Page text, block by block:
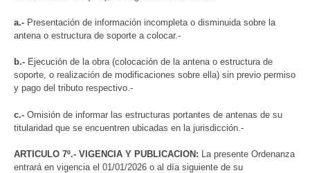
a.- Presentación de información incompleta o disminuida sobre la
antena o estructura de soporte a colocar.-
b.- Ejecución de la obra (colocación de la antena o estructura de
soporte, o realización de modificaciones sobre ella) sin previo permiso
y pago del tributo respectivo.-
c.- Omisión de informar las estructuras portantes de antenas de su
titularidad que se encuentren ubicadas en la jurisdicción.-
ARTICULO 7º.- VIGENCIA Y PUBLICACION: La presente Ordenanza
entrará en vigencia el 01/01/2026 o al día siguiente de su